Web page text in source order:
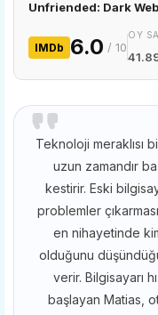
Unfriended: Dark
IMDb 6.0 / 10
OY
Teknoloji meraklısı
uzun zamandır
kestirir. Eski
problemler
en nihayetinde
olduğunu
verir. Bilgisayarı
başlayan Matias,